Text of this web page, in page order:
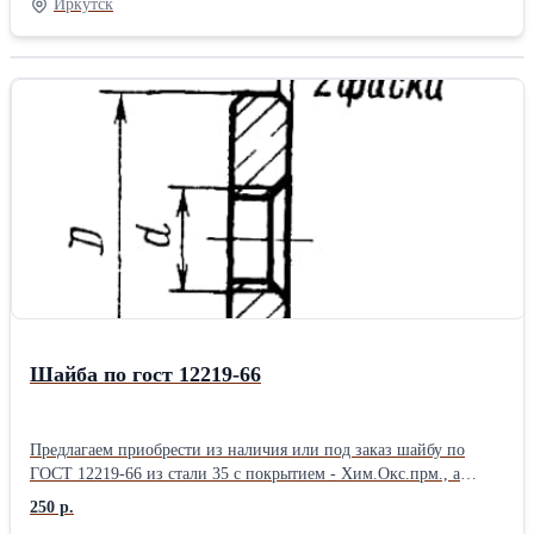
Стандартная комплектация погрузчиков имеет фронтальный
ковш на 2,5 м.куб. и фиксированные паллетные вилы. Остальное
сменное оборудование поставляется по вашей заявке. Габариты
ТВП достаточно компактны и составляют 4800х2100х2300 мм.
Также предлагаем вашему вниманию другие виды погрузчиков
(пр-ва КНР) для более точного подбора их характеристик и
технических возможностей, необходимых для выполнения
ваших производственных задач: - Фронтальные погрузчики
Телескопический вилочный погрузчик - автокран «WSM» -
Автопогрузчики «WSM» - Фронтальные телескопические
погрузчики «ТМ»Тип двигателя: Дизельные Тип ходовой:
Колесные Состояние: Новое
Иркутск
Шайба по гост 12219-66
Предлагаем приобрести из наличия или под заказ шайбу по
ГОСТ 12219-66 из стали 35 с покрытием - Хим.Окс.прм., а
именно: Шайба 7019-0211 ГОСТ 12219-66, Шайба 7019-0212
ГОСТ 12219-66, Шайба 7019-0213 ГОСТ 12219-66, Шайба 7019-
250 р.